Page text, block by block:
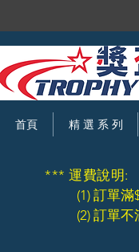
首頁 精 選 系 列
*** 運費說明:
(1) 訂單滿
(2) 訂單不滿